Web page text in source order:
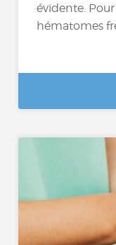
évidente.
hématomes